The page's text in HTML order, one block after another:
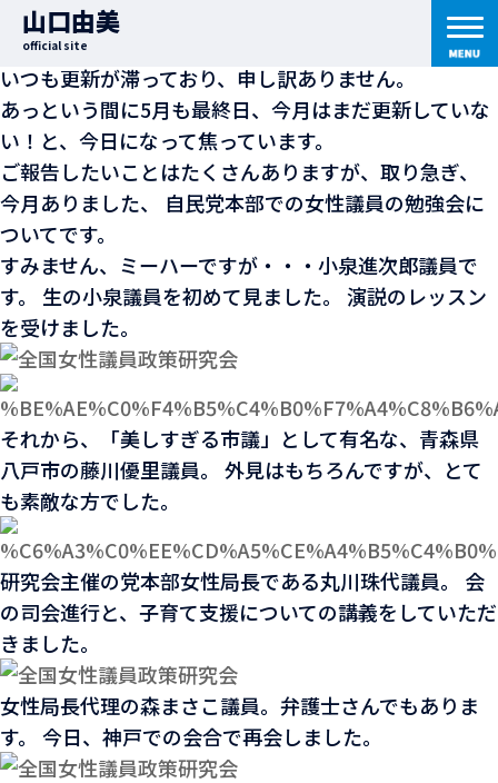
山口由美
official site
2010年5月31日
全国女性議員政策研究会
いつも更新が滞っており、申し訳ありません。
あっという間に5月も最終日、今月はまだ更新していな
い！と、今日になって焦っています。
ご報告したいことはたくさんありますが、取り急ぎ、
今月ありました、 自民党本部での女性議員の勉強会に
ついてです。
すみません、ミーハーですが・・・小泉進次郎議員で
す。 生の小泉議員を初めて見ました。 演説のレッスン
を受けました。
それから、「美しすぎる市議」として有名な、青森県
八戸市の藤川優里議員。 外見はもちろんですが、とて
も素敵な方でした。
研究会主催の党本部女性局長である丸川珠代議員。 会
の司会進行と、子育て支援についての講義をしていただ
きました。
女性局長代理の森まさこ議員。弁護士さんでもありま
す。 今日、神戸での会合で再会しました。